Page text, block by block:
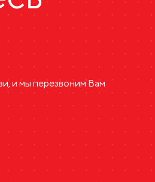
и мы перезвоним Вам